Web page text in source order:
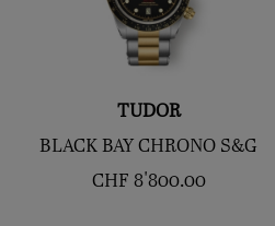
TUDOR
BLACK BAY CHRONO S&G
CHF 8'800.00